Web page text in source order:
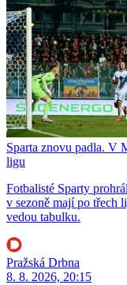
Sparta znovu padla. V
ligu
Fotbalisté Sparty
v sezoně mají po třech
vedou tabulku.
Pražská Drbna
8. 8. 2026, 20:15